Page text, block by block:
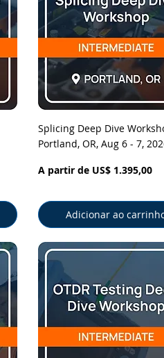
Visualização rápida
Splicing Deep Dive
Portland, OR, Aug 6 - 7,
A partir de US$ 1.395,00
Preço promocional
Adicionar ao